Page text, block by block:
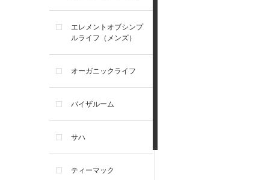
エレメントオブシンプ
ルライフ（メンズ）
オーガニックライフ
バイザルーム
サハ
ティーマック